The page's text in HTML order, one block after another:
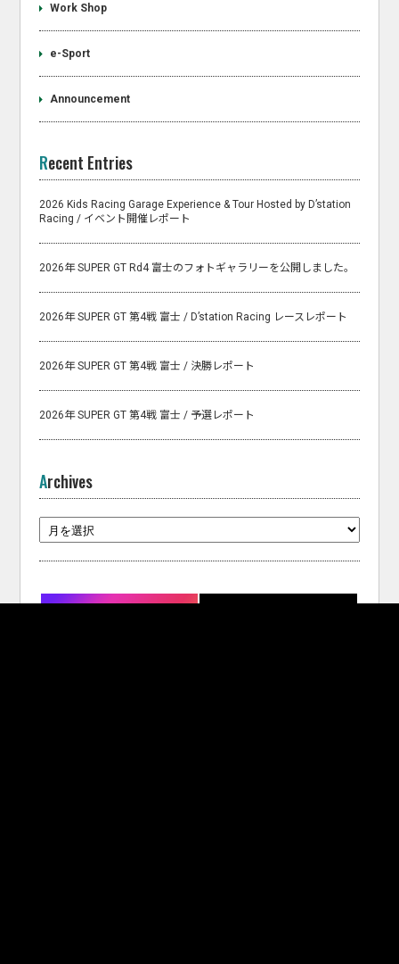
Work Shop
e-Sport
Announcement
Recent Entries
2026 Kids Racing Garage Experience & Tour Hosted by D’station
Racing / イベント開催レポート
2026年 SUPER GT Rd4 富士のフォトギャラリーを公開しました。
2026年 SUPER GT 第4戦 富士 / D’station Racing レースレポート
2026年 SUPER GT 第4戦 富士 / 決勝レポート
2026年 SUPER GT 第4戦 富士 / 予選レポート
Archives